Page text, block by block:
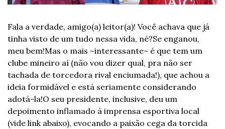
Fala a verdade, amigo(a) leitor(a)! Você achava que já
tinha visto de um tudo nessa vida, né?Se enganou,
meu bem!Mas o mais ~interessante~ é que tem um
clube mineiro aí (não vou dizer qual, pra não ser
tachada de torcedora rival enciumada!), que achou a
ideia formidável e está seriamente considerando
adotá-la!O seu presidente, inclusive, deu um
depoimento inflamado à imprensa esportiva local
(vide link abaixo), evocando a paixão cega da torcida